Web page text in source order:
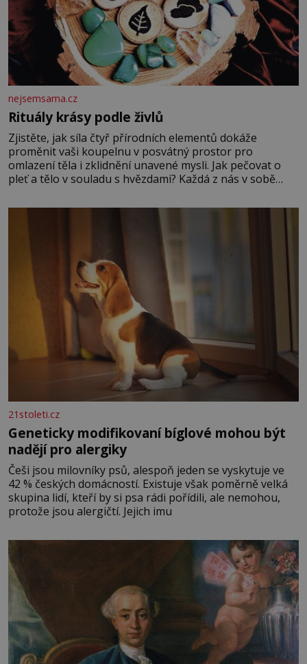
nejsemsama.cz
Rituály krásy podle živlů
Zjistěte, jak síla čtyř přírodních elementů dokáže
proměnit vaši koupelnu v posvátný prostor pro
omlazení těla i zklidnění unavené mysli. Jak pečovat o
pleť a tělo v souladu s hvězdami? Každá z nás v sobě
povaze, ale i v potřebách naší pokožky. Ohnivá znamení
Ženy narozené ve znamení Berana, Lva a Střelce v sobě
nesou žár, odvahu a neutuchající elán. Vaše
21stoleti.cz
Geneticky modifikovaní bíglové mohou být
nadějí pro alergiky
Češi jsou milovníky psů, alespoň jeden se vyskytuje ve
42 % českých domácností. Existuje však poměrně velká
skupina lidí, kteří by si psa rádi pořídili, ale nemohou,
protože jsou alergičtí. Jejich imu